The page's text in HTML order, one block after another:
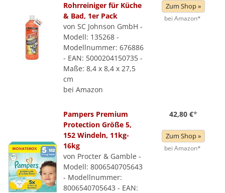
Rohrreiniger für Küche
& Bad, 1er Pack
von SC Johnson GmbH -
Modell: 135268 -
Modellnummer: 676886
- EAN: 5000204150735 -
Maße: 8,4 x 8,4 x 27,5
cm
bei Amazon
Zum Shop »
bei Amazon*
Pampers Premium
Protection Größe 5,
152 Windeln, 11kg-
16kg
von Procter & Gamble -
Modell: 8006540705643
- Modellnummer:
8006540705643 - EAN:
42,80 €*
Zum Shop »
bei Amazon*